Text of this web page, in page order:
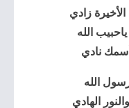
زادي
الله
نادي
الله
الهادي